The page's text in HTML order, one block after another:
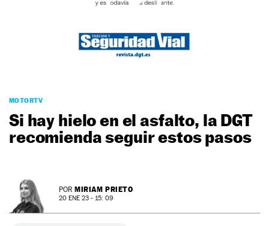
MOTORTV
Si hay hielo en el asfalto, la DGT
recomienda seguir estos pasos
POR MIRIAM PRIETO
20 ENE 23 - 15: 09